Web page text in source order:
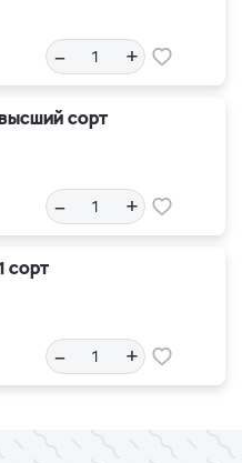
– +
сорт
– +
сорт
– +